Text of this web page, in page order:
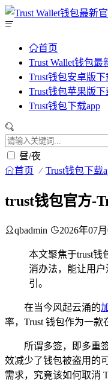
首页
Trust Wallet钱包最
Trust钱包安卓版下
Trust钱包苹果版下
Trust钱包下载app
昼/夜
首页 Trust钱包下载
trust钱包官方-
qbadmin 2026年07
本文聚焦于trust钱
消办法，能让用
引。
在当今风起云涌的
率，Trust 钱包作为一
所谓多签，即多重
效减少了钱包被盗用的
需求，究竟该如何取消